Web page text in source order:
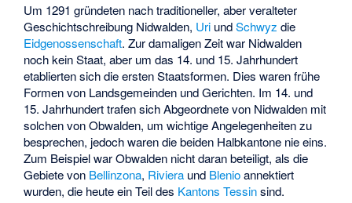
Um 1291 gründeten nach traditioneller, aber veralteter
Geschichtschreibung Nidwalden, Uri undSchwyz die
Eidgenossenschaft. Zur damaligen Zeit war Nidwalden
noch kein Staat, aber um das 14. und 15. Jahrhundert
etablierten sich die ersten Staatsformen. Dies waren frühe
Formen von Landsgemeinden und Gerichten. Im 14. und
15. Jahrhundert trafen sich Abgeordnete von Nidwalden mit
solchen von Obwalden, um wichtige Angelegenheiten zu
besprechen, jedoch waren die beiden Halbkantone nie eins.
Zum Beispiel war Obwalden nicht daran beteiligt, als die
Gebiete von Bellinzona, Riviera und Blenioannektiert
wurden, die heute ein Teil des Kantons Tessinsind.